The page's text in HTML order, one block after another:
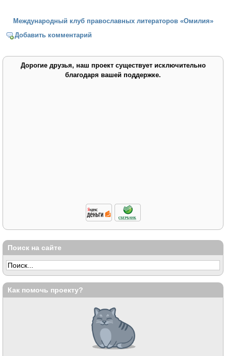
Международный клуб православных литераторов «Омилия»
Добавить комментарий
Дорогие друзья, наш проект существует исключительно
благодаря вашей поддержке.
Поиск на сайте
Как помочь проекту?